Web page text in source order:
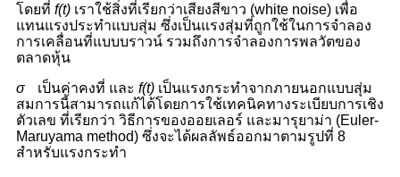
โดยที่ f(t)เราใช้สิ่งที่เรียกว่าเสียงสีขาว (white noise) เพื่อ
แทนแรงประทำแบบสุ่ม ซึ่งเป็นแรงสุ่มที่ถูกใช้ในการจำลอง
การเคลื่อนที่แบบบราวน์ รวมถึงการจำลองการพลวัตของ
ตลาดหุ้น
σ
เป็นค่าคงที่ และ f(t) เป็นแรงกระทำจากภายนอกแบบสุ่ม
สมการนี้สามารถแก้ได้โดยการใช้เทคนิคทางระเบียบการเชิง
ตัวเลข ที่เรียกว่า วิธีการของออยเลอร์ และมารุยาม่า (Euler-
Maruyama method) ซึ่งจะได้ผลลัพธ์ออกมาตามรูปที่ 8
สำหรับแรงกระทำ